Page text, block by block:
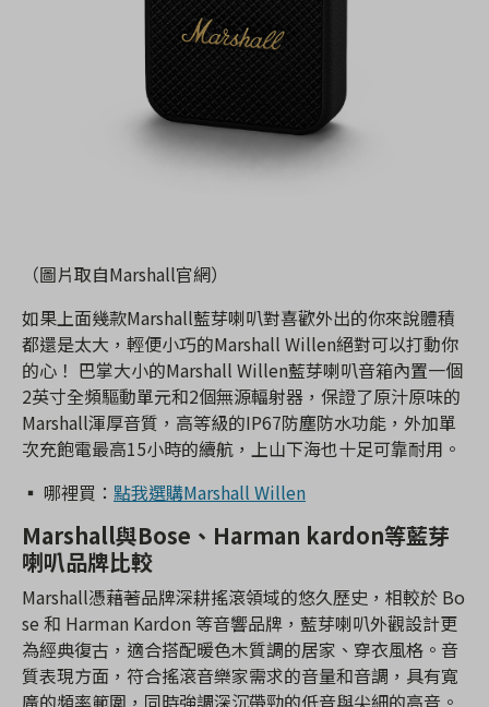
（圖片取自Marshall官網）
如果上面幾款Marshall藍芽喇叭對喜歡外出的你來說體積
都還是太大，輕便小巧的Marshall Willen絕對可以打動你
的心！ 巴掌大小的Marshall Willen藍芽喇叭音箱內置一個
2英寸全頻驅動單元和2個無源輻射器，保證了原汁原味的
Marshall渾厚音質，高等級的IP67防塵防水功能，外加單
次充飽電最高15小時的續航，上山下海也十足可靠耐用。
▪️ 哪裡買： 點我選購Marshall Willen
Marshall與Bose、Harman kardon等藍芽
喇叭品牌比較
Marshall憑藉著品牌深耕搖滾領域的悠久歷史，相較於 Bo
se 和 Harman Kardon 等音響品牌，藍芽喇叭外觀設計更
為經典復古，適合搭配暖色木質調的居家、穿衣風格。音
質表現方面，符合搖滾音樂家需求的音量和音調，具有寬